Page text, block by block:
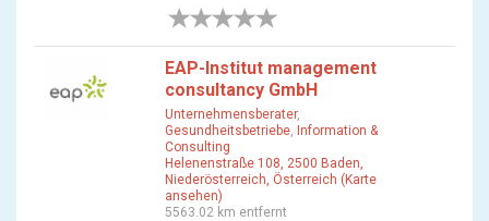
EAP-Institut management
consultancy GmbH
Unternehmensberater,
Gesundheitsbetriebe, Information &
Consulting
Helenenstraße 108, 2500 Baden,
Niederösterreich, Österreich (Karte
ansehen)
5563.02 km entfernt